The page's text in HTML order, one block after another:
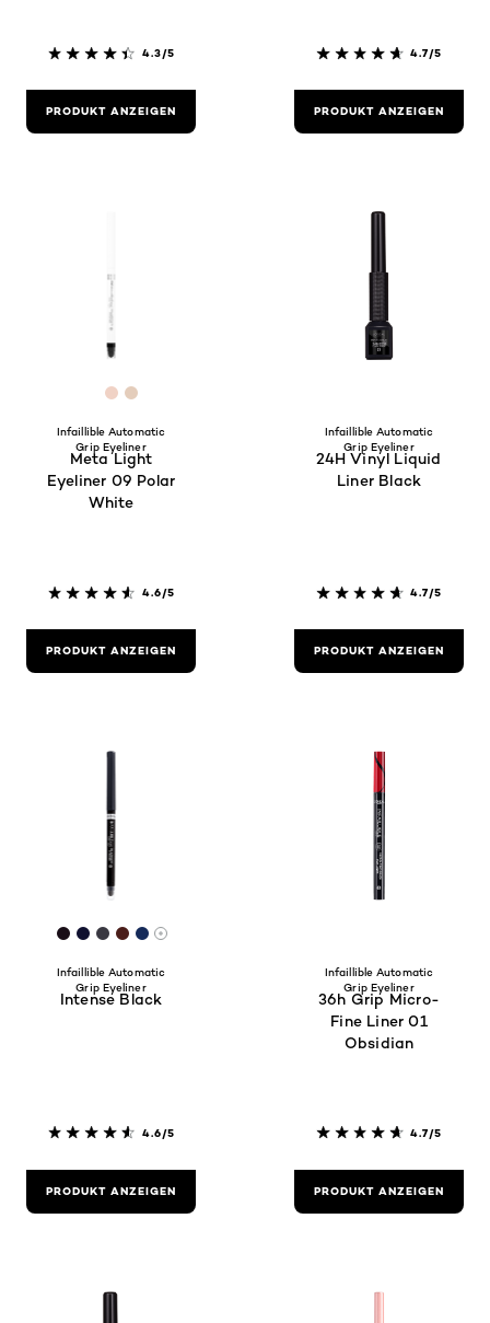
4.3/5
PRODUKT ANZEIGEN
4.7/5
PRODUKT ANZEIGEN
[Color]: #ffffff
[Color]: #f0d2c5
[Color]: #e4cdbb
Infaillible Automatic
Grip Eyeliner
Meta Light
Eyeliner 09 Polar
White
4.6/5
PRODUKT ANZEIGEN
Infaillible Automatic
Grip Eyeliner
24H Vinyl Liquid
Liner Black
4.7/5
PRODUKT ANZEIGEN
[Color]: #190e17
[Color]: #101130
[Color]: #393841
[Color]: #4a1d19
[Color]: #152a59
More shades are available
Infaillible Automatic
Grip Eyeliner
Intense Black
4.6/5
PRODUKT ANZEIGEN
Infaillible Automatic
Grip Eyeliner
36h Grip Micro-
Fine Liner 01
Obsidian
4.7/5
PRODUKT ANZEIGEN